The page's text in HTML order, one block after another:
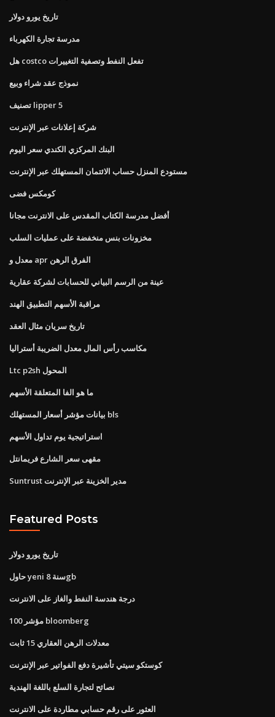
تاريخ يورو دولار
مدرسة تجارة الكهرباء
هل costco تفعل النفط وتصفية التغييرات
نموذج عقد شراء وبيع
تصنيف lipper 5
شركة إعلانات عبر الإنترنت
البنك المركزي الكندي سعر اليوم
مستودع المنزل حساب الائتمان المستهلك عبر الإنترنت
كومكس فضى
أفضل مدرسة الكتاب المقدس على الانترنت مجانا
مخزونات بنس منخفضة على عمليات السلب
معدل و apr الفرق الرهن
عينة من الرسم البياني للحسابات لشركة عقارية
مراقبة الأسهم التطبيق الهند
تاريخ سريان مثال العقد
مكاسب رأس المال معدل الضريبة أستراليا
Ltc p2sh المحول
ما هو الفا المتعلقة الأسهم
بيانات مؤشر أسعار المستهلك bls
استراتيجية يوم تداول الأسهم
مقهى سعر الشارع فريمانتل
Suntrust مدير الخزينة عبر الإنترنت
Featured Posts
تاريخ يورو دولار
حاول yeni سنة 8gb
درجة هندسة النفط والغاز على الانترنت
مؤشر 100 bloomberg
معدلات الرهن العقاري 15 ثابت
كوستكو سيتي تأشيرة دفع الفواتير عبر الإنترنت
نصائح لتجارة السلع باللغة الهندية
العثور على رقم حسابي مطاردة على الانترنت